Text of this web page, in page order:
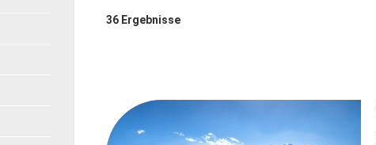
36 Ergebnisse